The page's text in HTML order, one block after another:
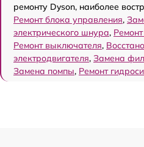
ремонту Dyson, наиболее
Ремонт блока управления,
электрического шнура,
Ремонт выключателя,
электродвигателя, Замена
Замена помпы, Ремонт